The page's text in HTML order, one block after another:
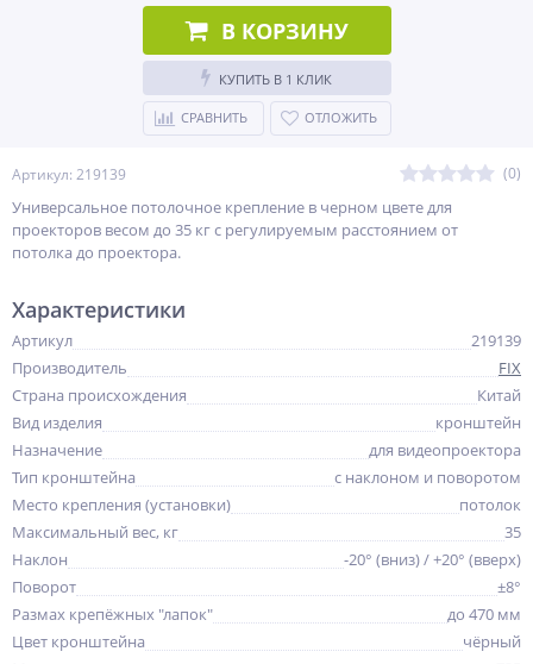
Артикул: 219139 (0)
Универсальное потолочное крепление в черном цвете для
проекторов весом до 35 кг c регулируемым расстоянием от
потолка до проектора.
В КОРЗИНУ
КУПИТЬ В 1 КЛИК
СРАВНИТЬ ОТЛОЖИТЬ
Характеристики
Артикул
219139
Производитель
FIX
Страна происхождения
Китай
Вид изделия
кронштейн
Назначение
для видеопроектора
Тип кронштейна
с наклоном и поворотом
Место крепления (установки)
потолок
Максимальный вес, кг
35
Наклон
-20° (вниз) / +20° (вверх)
Поворот
±8°
Размах крепёжных "лапок"
до 470 мм
Цвет кронштейна
чёрный